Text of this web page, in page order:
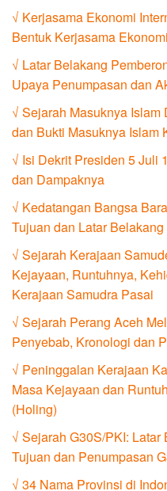
√ Kerjasama Ekonomi
Bentuk Kerjasama
√ Latar Belakang
Upaya Penumpasan dan
√ Sejarah Masuknya Islam
dan Bukti Masuknya Islam
√ Isi Dekrit Presiden 5 Juli
dan Dampaknya
√ Kedatangan Bangsa
Tujuan dan Latar
√ Sejarah Kerajaan
Kejayaan, Runtuhnya,
Kerajaan Samudra Pasai
√ Sejarah Perang Aceh
Penyebab, Kronologi dan
√ Peninggalan Kerajaan
Masa Kejayaan dan
(Holing)
√ Sejarah G30S/PKI:
Tujuan dan Penumpasan
√ 34 Nama Provinsi di